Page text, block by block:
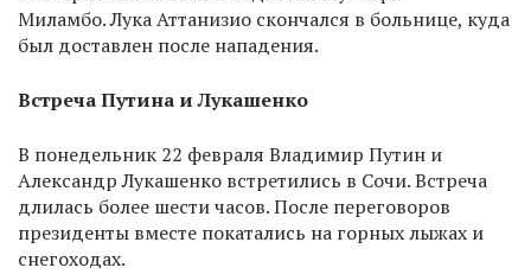
Миламбо. Лука Аттанизио скончался в больнице, куда
был доставлен после нападения.
Встреча Путина и Лукашенко
В понедельник 22 февраля Владимир Путин и
Александр Лукашенко встретились в Сочи. Встреча
длилась более шести часов. После переговоров
президенты вместе покатались на горных лыжах и
снегоходах.